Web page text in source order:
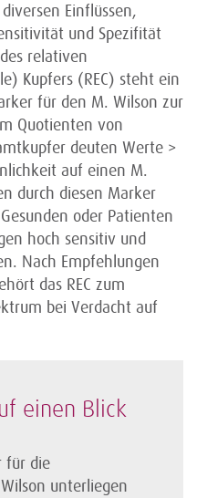
Einflüssen,
und Spezifität
relativen
Kupfers (REC) steht ein
für den M. Wilson zur
Quotienten von
deuten Werte >
auf einen M.
durch diesen Marker
oder Patienten
hoch sensitiv und
Nach Empfehlungen
das REC zum
bei Verdacht auf
einen Blick
für die
unterliegen